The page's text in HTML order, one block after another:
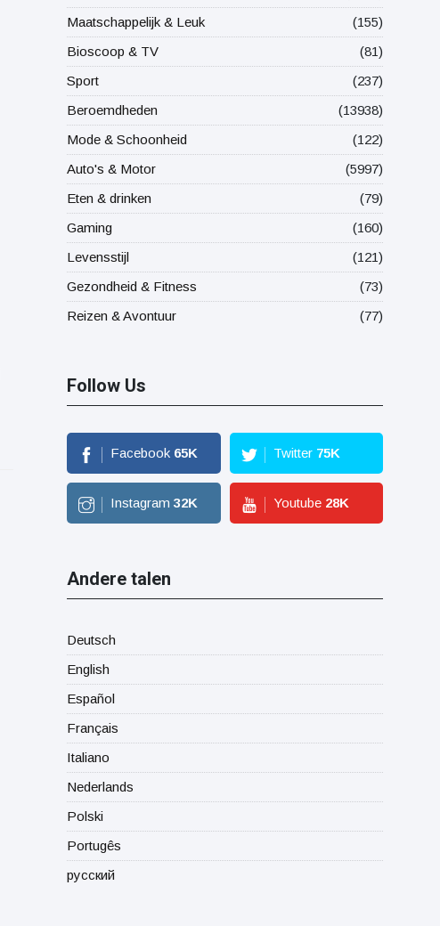
Maatschappelijk & Leuk
(155)
Bioscoop & TV
(81)
Sport
(237)
Beroemdheden
(13938)
Mode & Schoonheid
(122)
Auto's & Motor
(5997)
Eten & drinken
(79)
Gaming
(160)
Levensstijl
(121)
Gezondheid & Fitness
(73)
Reizen & Avontuur
(77)
Follow Us
Facebook 65K Twitter 75K
Instagram 32K Youtube 28K
Andere talen
Deutsch
English
Español
Français
Italiano
Nederlands
Polski
Portugês
русский